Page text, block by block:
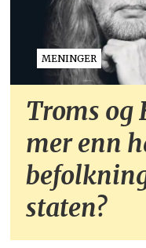
MENINGER
Troms og
mer enn
staten?